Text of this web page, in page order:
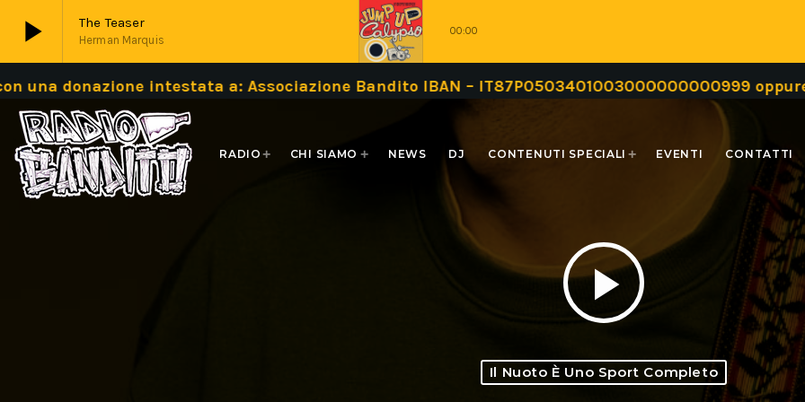
play_arrow The Teaser
Herman Marquis
00:00
play_arrow Live
intestata a: Associazione Bandito IBAN – IT87P0503401003000000000999 oppure tramite
RADIO CHI SIAMO NEWS DJ CONTENUTI SPECIALI EVENTI CONTATTI
play_arrow
Il Nuoto È Uno Sport Completo